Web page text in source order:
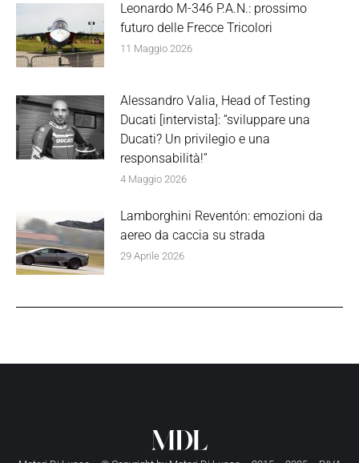
Leonardo M-346 P.A.N.: prossimo
futuro delle Frecce Tricolori
11 Maggio 2026
Alessandro Valia, Head of Testing
Ducati [intervista]: “sviluppare una
Ducati? Un privilegio e una
responsabilità!”
4 Maggio 2026
Lamborghini Reventón: emozioni da
aereo da caccia su strada
29 Aprile 2026